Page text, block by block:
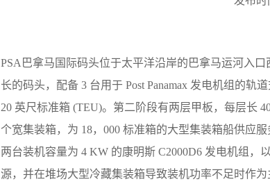
PSA巴拿马国际码头位于太平洋沿岸的巴拿马运河入口
长的码头，配备 3 台用于 Post Panamax 发电机组的轨
20 英尺标准箱 (TEU)。第二阶段有两层甲板，每层长
个宽集装箱，为 18，000 标准箱的大型集装箱船供应
两台装机容量为 4 KW 的康明斯 C2000D6 发电机组，
源，并在堆场大型冷藏集装箱导致装机功率不足时作为